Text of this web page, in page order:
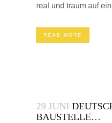
real und traum auf
READ MORE
29 JUNI
BAUSTELLE…